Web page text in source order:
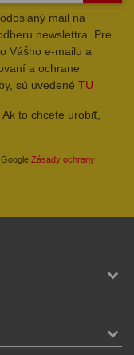
mail na
newslettra. Pre
Vášho e-mailu a
a ochrane
sú uvedené TU
to chcete urobiť,
Zásady ochrany